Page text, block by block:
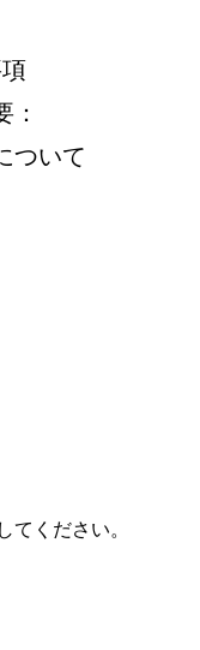
：
ついて
てください。